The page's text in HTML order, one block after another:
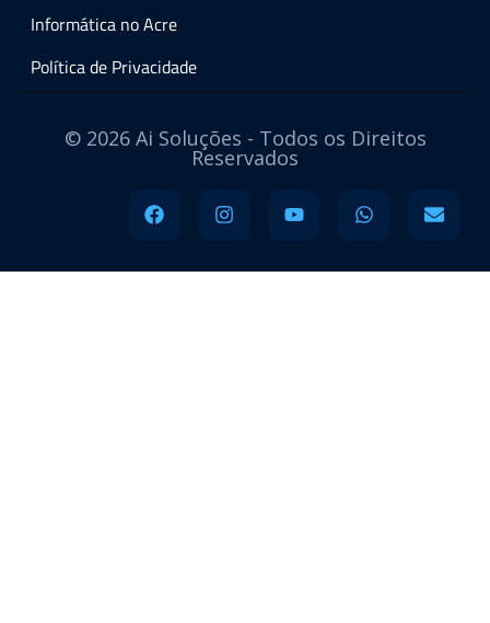
Informática no Acre
Política de Privacidade
© 2026 Ai Soluções - Todos os Direitos
Reservados